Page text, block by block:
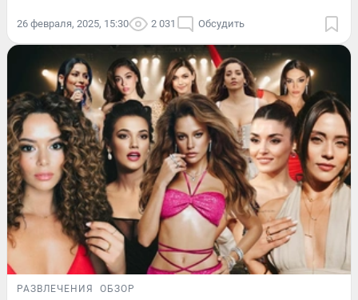
26 февраля, 2025, 15:30 2 031 Обсудить
РАЗВЛЕЧЕНИЯ ОБЗОР